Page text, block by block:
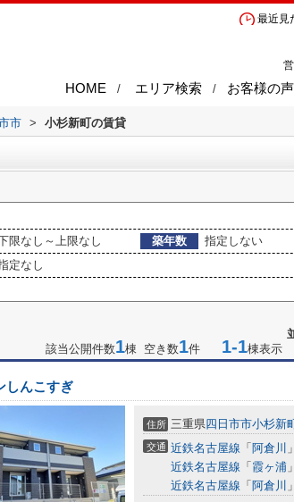
最近見
お客様の声
エリア検索
HOME
市 > 小杉新町の賃貸
限なし～上限なし 築年数
指定しない
定なし
該当公開件数1棟 空き数1件 1-1棟表示
しんこすぎ
住所 三重県四日市市小杉新
交通 近鉄名古屋線 「 阿倉川
近鉄名古屋線 「 霞ヶ浦
近鉄名古屋線 「 阿倉川